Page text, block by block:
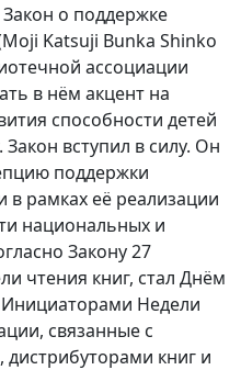
о поддержке
Katsuji Bunka Shinko
ассоциации
в нём акцент на
способности детей
вступил в силу. Он
поддержки
в рамках её реализации
национальных и
Закону 27
чтения книг, стал Днём
Недели
связанные с
книг и